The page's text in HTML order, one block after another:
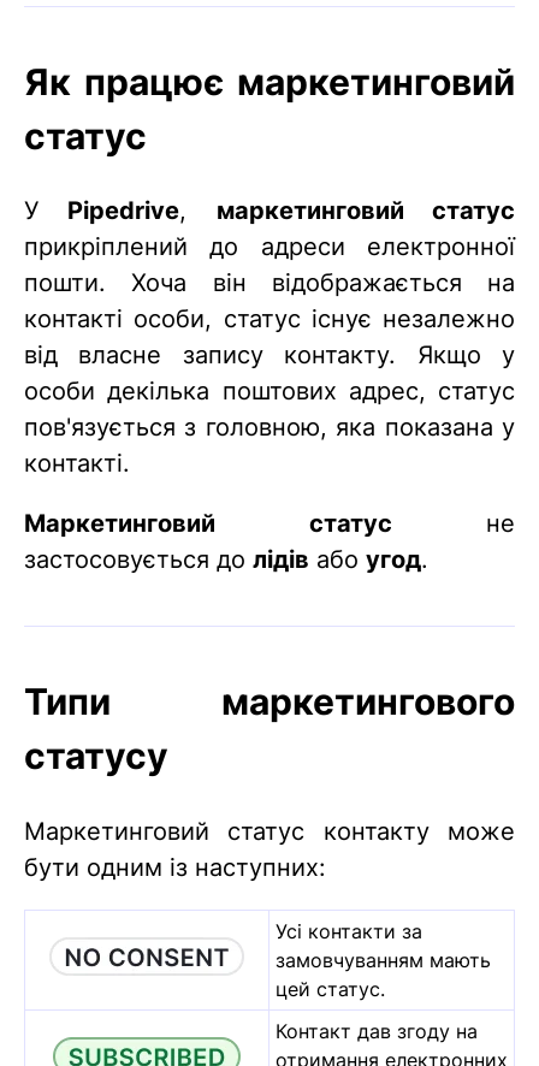
Як працює маркетинговий
статус
У Pipedrive, маркетинговий статус
прикріплений до адреси електронної
пошти. Хоча він відображається на
контакті особи, статус існує незалежно
від власне запису контакту. Якщо у
особи декілька поштових адрес, статус
пов'язується з головною, яка показана у
контакті.
Маркетинговий статус не
застосовується до лідів або угод.
Типи маркетингового
статусу
Маркетинговий статус контакту може
бути одним із наступних:
Усі контакти за
замовчуванням мають
цей статус.
Контакт дав згоду на
отримання електронних